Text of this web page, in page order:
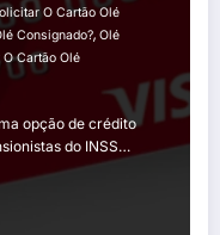
O Cartão Olé
Consignado?, Olé
Cartão Olé
opção de crédito
do INSS…